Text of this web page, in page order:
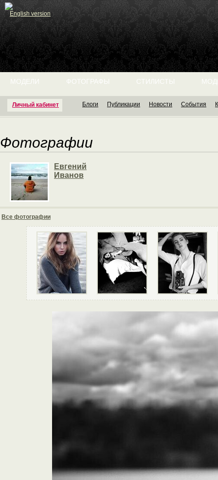
English version
Личный кабинет
МОДЕЛИ ФОТОГРАФЫ СТИЛИСТЫ
Блоги Публикации Новости События
Фотографии
Евгений
Иванов
Все фотографии